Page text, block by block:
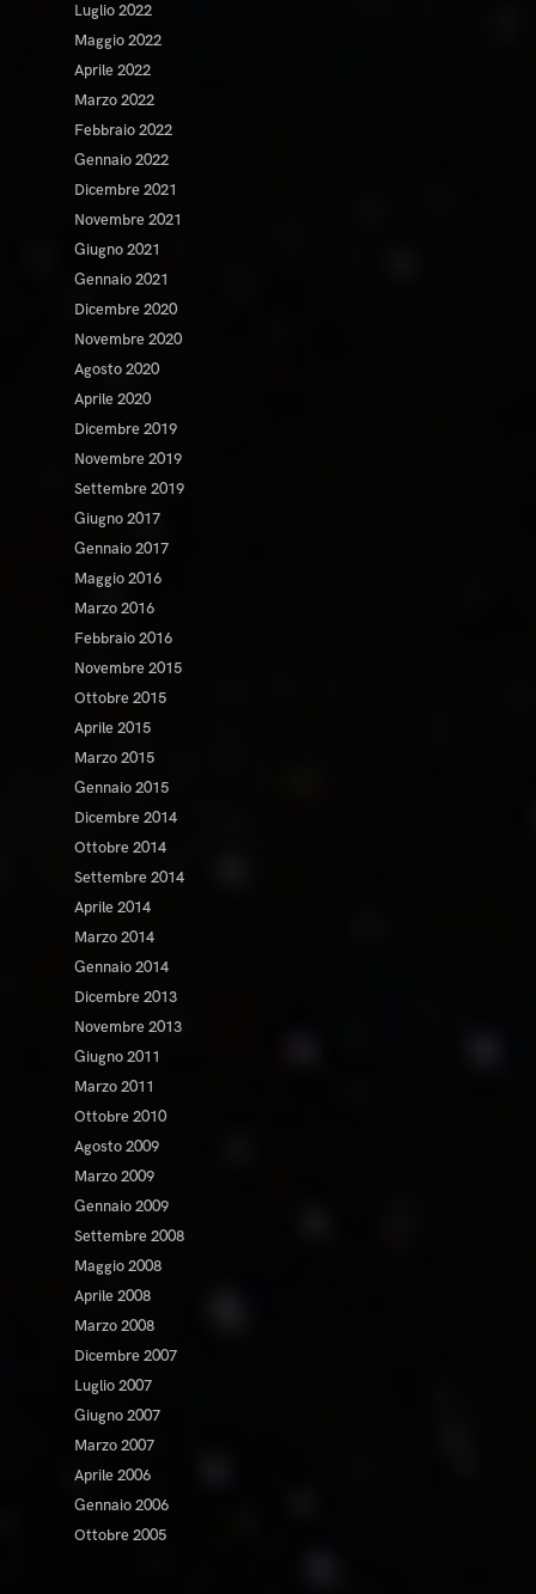
Luglio 2022
Maggio 2022
Aprile 2022
Marzo 2022
Febbraio 2022
Gennaio 2022
Dicembre 2021
Novembre 2021
Giugno 2021
Gennaio 2021
Dicembre 2020
Novembre 2020
Agosto 2020
Aprile 2020
Dicembre 2019
Novembre 2019
Settembre 2019
Giugno 2017
Gennaio 2017
Maggio 2016
Marzo 2016
Febbraio 2016
Novembre 2015
Ottobre 2015
Aprile 2015
Marzo 2015
Gennaio 2015
Dicembre 2014
Ottobre 2014
Settembre 2014
Aprile 2014
Marzo 2014
Gennaio 2014
Dicembre 2013
Novembre 2013
Giugno 2011
Marzo 2011
Ottobre 2010
Agosto 2009
Marzo 2009
Gennaio 2009
Settembre 2008
Maggio 2008
Aprile 2008
Marzo 2008
Dicembre 2007
Luglio 2007
Giugno 2007
Marzo 2007
Aprile 2006
Gennaio 2006
Ottobre 2005